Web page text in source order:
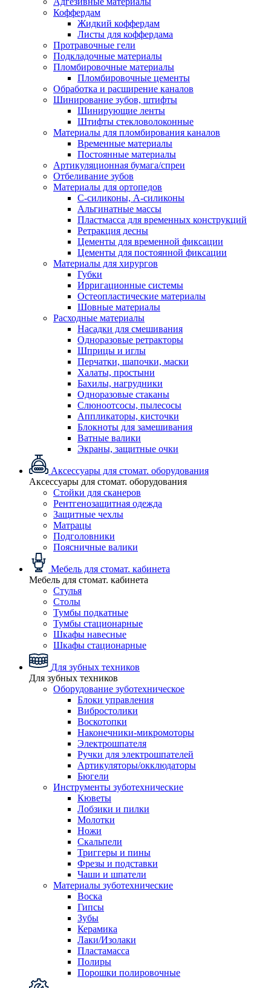
Коффердам
Жидкий коффердам
Листы для коффердама
Протравочные гели
Подкладочные материалы
Пломбировочные материалы
Пломбировочные цементы
Обработка и расширение каналов
Шинирование зубов, штифты
Шинирующие ленты
Штифты стекловолоконные
Материалы для пломбирования каналов
Временные материалы
Постоянные материалы
Артикуляционная бумага/спреи
Отбеливание зубов
Материалы для ортопедов
C-силиконы, А-силиконы
Альгинатные массы
Пластмасса для временных конструкций
Ретракция десны
Цементы для временной фиксации
Цементы для постоянной фиксации
Материалы для хирургов
Губки
Ирригационные системы
Остеопластические материалы
Шовные материалы
Расходные материалы
Насадки для смешивания
Одноразовые ретракторы
Шприцы и иглы
Перчатки, шапочки, маски
Халаты, простыни
Бахилы, нагрудники
Одноразовые стаканы
Слюноотсосы, пылесосы
Аппликаторы, кисточки
Блокноты для замешивания
Ватные валики
Экраны, защитные очки
Аксессуары для стомат. оборудования
Аксессуары для стомат. оборудования
Стойки для сканеров
Рентгенозащитная одежда
Защитные чехлы
Матрацы
Подголовники
Поясничные валики
Мебель для стомат. кабинета
Мебель для стомат. кабинета
Стулья
Столы
Тумбы подкатные
Тумбы стационарные
Шкафы навесные
Шкафы стационарные
Для зубных техников
Для зубных техников
Оборудование зуботехническое
Блоки управления
Вибростолики
Воскотопки
Наконечники-микромоторы
Электрошпателя
Ручки для электрошпателей
Артикуляторы/окклюдаторы
Бюгели
Инструменты зуботехнические
Кюветы
Лобзики и пилки
Молотки
Ножи
Скальпели
Триггеры и пины
Фрезы и подставки
Чаши и шпатели
Материалы зуботехнические
Воска
Гипсы
Зубы
Керамика
Лаки/Изолаки
Пластамасса
Полиры
Порошки полировочные